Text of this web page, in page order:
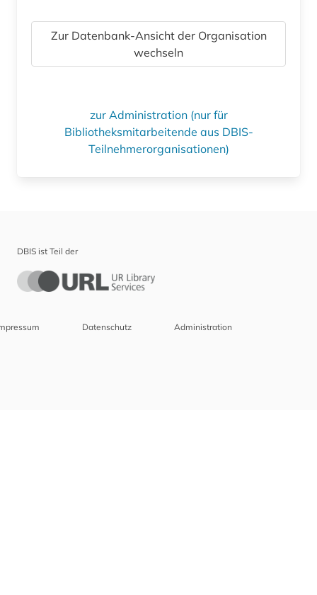
Zur Datenbank-Ansicht der Organisation
wechseln
zur Administration (nur für
Bibliotheksmitarbeitende aus DBIS-
Teilnehmerorganisationen)
DBIS ist Teil der
Datenschutz Administration